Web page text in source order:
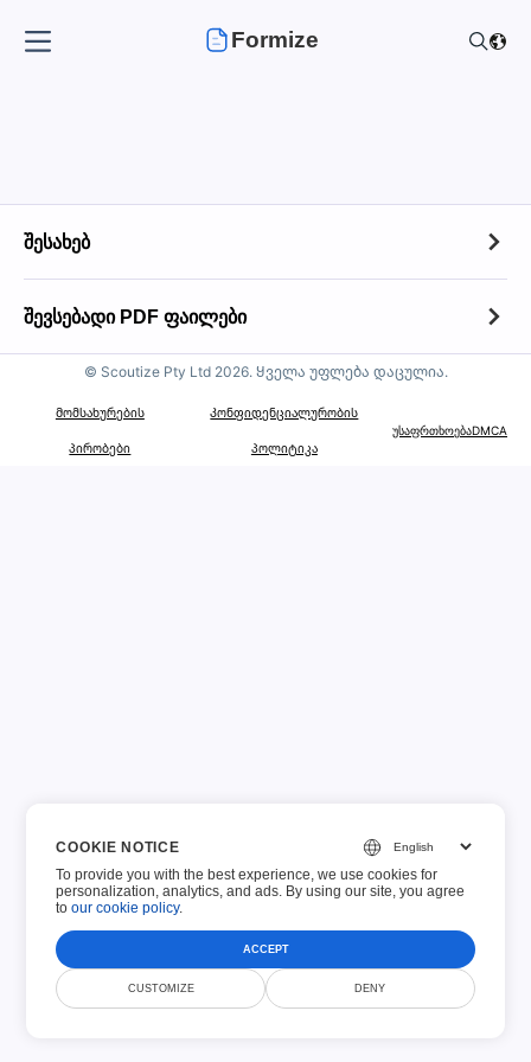
Formize
შესახებ
შესახებ
კონტაქტი
ფაილების შენახვის პოლიტიკა
მისაღები გამოყენების პოლიტიკა
შევსებადი PDF ფაილები
შევსებადი PDF ფაილები
© Scoutize Pty Ltd 2026. Ყველა უფლება დაცულია.
Მომსახურების
პირობები
Კონფიდენციალურობის
პოლიტიკა
უსაფრთხოებაDMCA
COOKIE NOTICE
To provide you with the best experience, we use cookies for
personalization, analytics, and ads. By using our site, you agree
toour cookie policy.
ACCEPT
CUSTOMIZE DENY